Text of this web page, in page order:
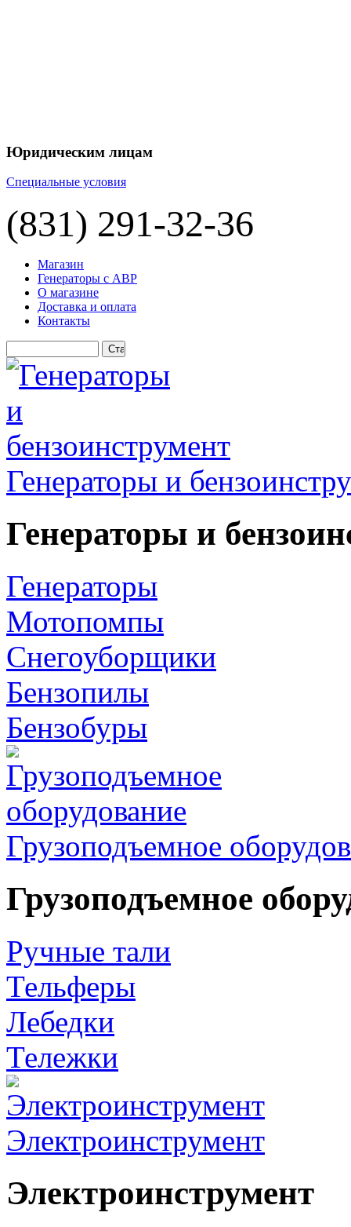
Юридическим лицам
Специальные условия
(831) 291-32-36
Магазин
Генераторы с АВР
О магазине
Доставка и оплата
Контакты
Генераторы и
Генераторы и
Генераторы
Мотопомпы
Снегоуборщики
Бензопилы
Бензобуры
Грузоподъемное
Грузоподъемное
Ручные тали
Тельферы
Лебедки
Тележки
Электроинструмент
Электроинструмент